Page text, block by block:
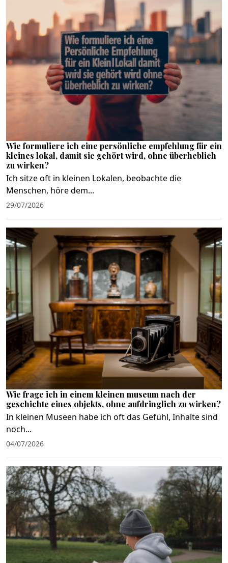
Wie formuliere ich eine persönliche empfehlung für ein
kleines lokal, damit sie gehört wird, ohne überheblich
zu wirken?
Ich sitze oft in kleinen Lokalen, beobachte die
Menschen, höre dem...
29/07/2026
Wie frage ich in einem kleinen museum nach der
geschichte eines objekts, ohne aufdringlich zu wirken?
In kleinen Museen habe ich oft das Gefühl, Inhalte sind
noch...
04/07/2026